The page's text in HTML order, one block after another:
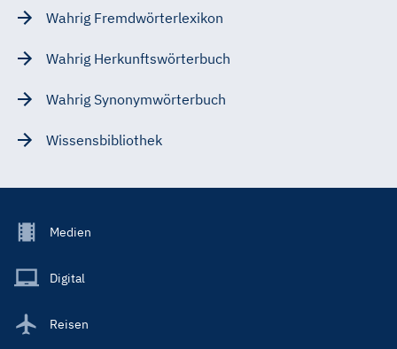
Wahrig Fremdwörterlexikon
Wahrig Herkunftswörterbuch
Wahrig Synonymwörterbuch
Wissensbibliothek
Footer
Main
Medien
Digital
Reisen